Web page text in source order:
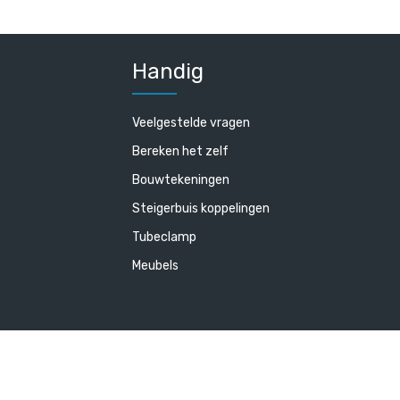
Handig
Veelgestelde vragen
Bereken het zelf
Bouwtekeningen
Steigerbuis koppelingen
Tubeclamp
Meubels